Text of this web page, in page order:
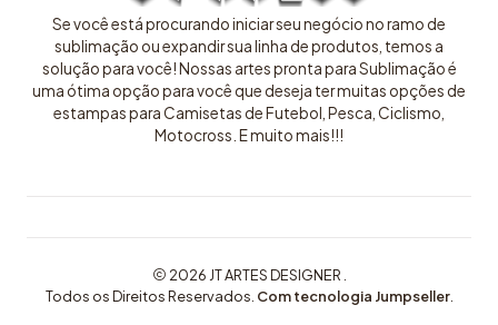
Se você está procurando iniciar seu negócio no ramo de
sublimação ou expandir sua linha de produtos, temos a
solução para você! Nossas artes pronta para Sublimação é
uma ótima opção para você que deseja ter muitas opções de
estampas para Camisetas de Futebol, Pesca, Ciclismo,
Motocross. E muito mais!!!
2026 JT ARTES DESIGNER .
Todos os Direitos Reservados. Com tecnologia Jumpseller.